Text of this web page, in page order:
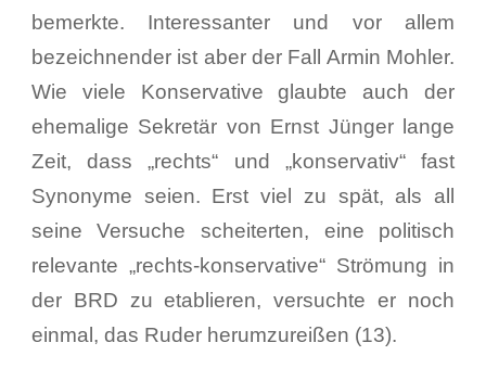
bemerkte. Interessanter und vor allem
bezeichnender ist aber der Fall Armin Mohler.
Wie viele Konservative glaubte auch der
ehemalige Sekretär von Ernst Jünger lange
Zeit, dass „rechts“ und „konservativ“ fast
Synonyme seien. Erst viel zu spät, als all
seine Versuche scheiterten, eine politisch
relevante „rechts-konservative“ Strömung in
der BRD zu etablieren, versuchte er noch
einmal, das Ruder herumzureißen (13).